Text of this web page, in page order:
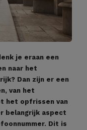
je eraan een
naar het
Dan zijn er een
van het
het opfrissen van
belangrijk aspect
Dit is